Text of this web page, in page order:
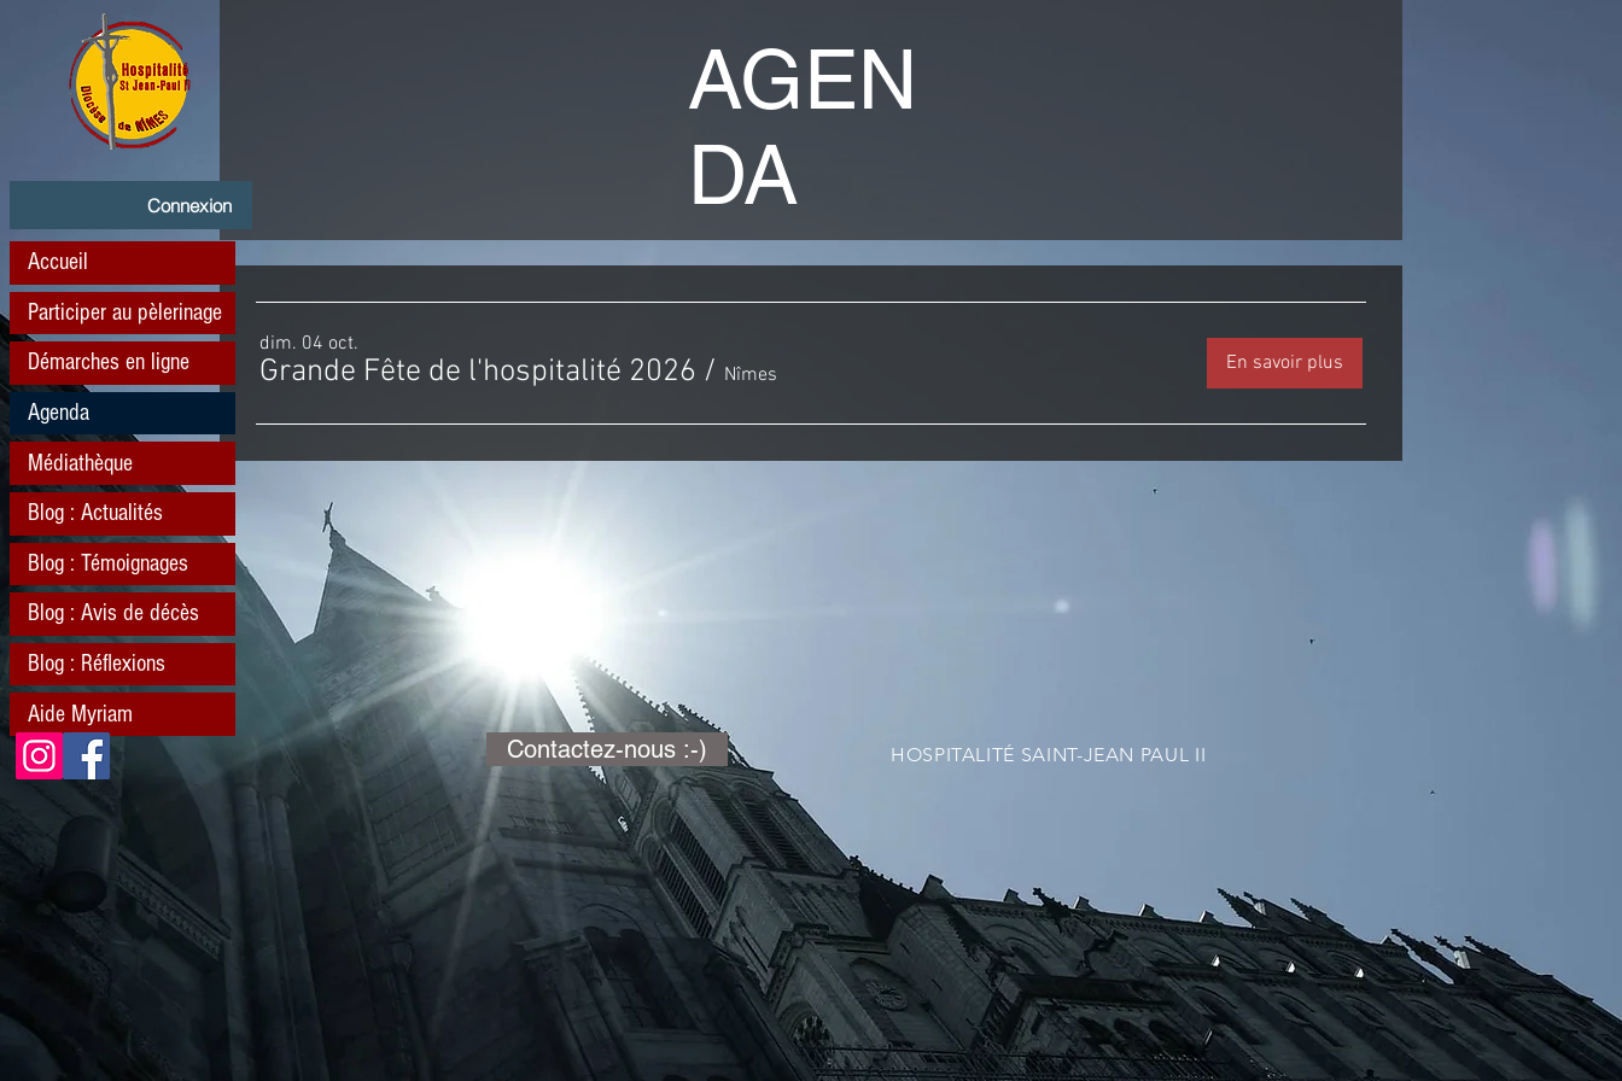
Accueil
Participer au pèlerinage
Démarches en ligne
Agenda
Médiathèque
Blog : Actualités
Blog : Témoignages
Blog : Avis de décès
Blog : Réflexions
Aide Myriam
Connexion
AGEN
DA
dim. 04 oct.
Grande Fête de l'hospitalité 2026 / Nîmes En savoir plus
Contactez-nous :-) HOSPITALITÉ SAINT-JEAN PAUL II